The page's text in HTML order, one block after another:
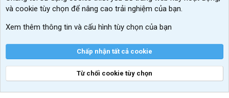
VIP add-ons Xenforo
Khuyến mãi và tài trợ
và cookie tùy chọn để nâng cao trải nghiệm của bạn.
Xem thêm thông tin và cấu hình tùy chọn của bạn
Chấp nhận tất cả cookie
Từ chối cookie tùy chọn